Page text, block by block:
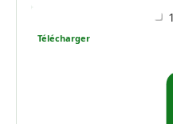
Télécharger